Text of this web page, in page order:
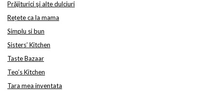
Prăjiturici şi alte dulciuri
Rețete ca la mama
Simplu si bun
Sisters’ Kitchen
Taste Bazaar
Teo’s Kitchen
Tara mea inventata